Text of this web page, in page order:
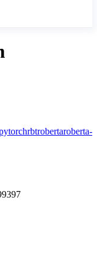
rbtrobertaroberta-